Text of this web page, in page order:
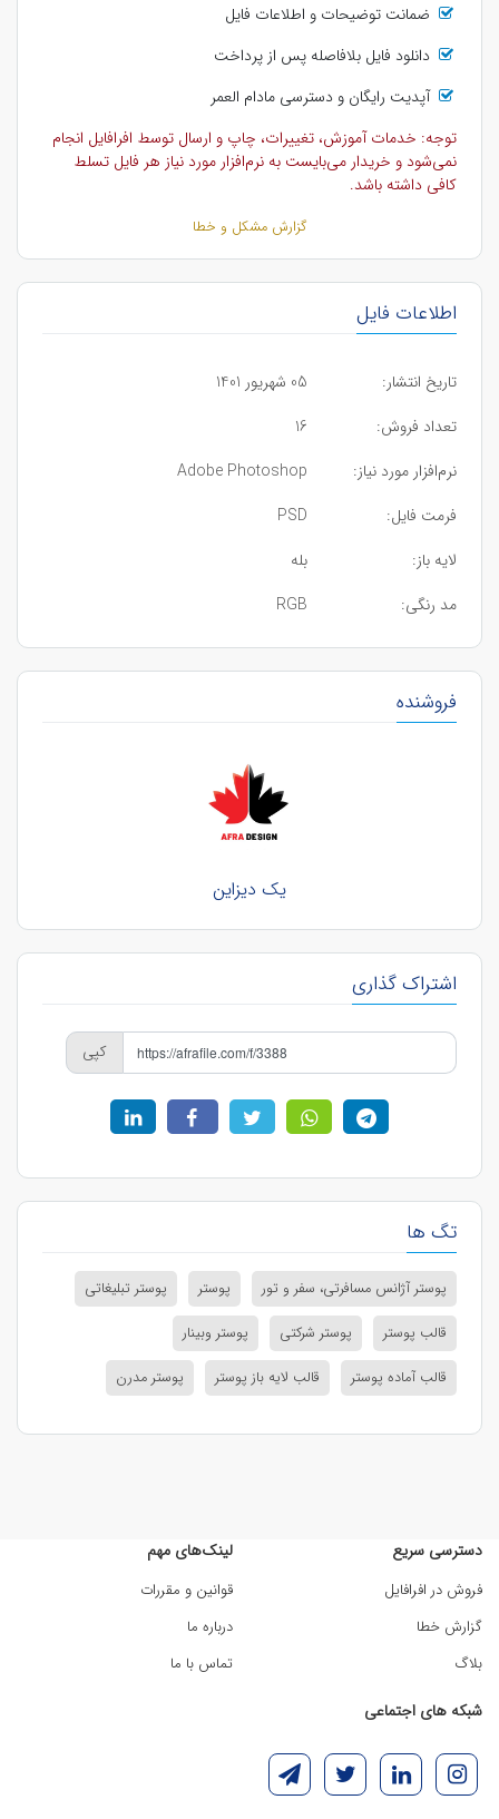
ضمانت توضیحات و اطلاعات فایل
دانلود فایل بلافاصله پس از پرداخت
آپدیت رایگان و دسترسی مادام العمر
توجه: خدمات آموزش، تغییرات، چاپ و ارسال توسط افرافایل انجام
نمی‌شود و خریدار می‌بایست به نرم‌افزار مورد نیاز هر فایل تسلط
کافی داشته باشد.
گزارش مشکل و خطا
اطلاعات فایل
تاریخ انتشار:
05 شهریور 1401
تعداد فروش:
16
نرم‌افزار مورد نیاز:
Adobe Photoshop
فرمت فایل:
PSD
لایه باز:
بله
مد رنگی:
RGB
فروشنده
یک دیزاین
اشتراک گذاری
کپی
تگ ها
پوستر آژانس مسافرتی، سفر و تور پوستر
پوستر تبلیغاتی
قالب پوستر
پوستر شرکتی
پوستر وبینار
قالب آماده پوستر
قالب لایه باز پوستر پوستر مدرن
دسترسی سریع
فروش در افرافایل
گزارش خطا
بلاگ
لینک‌های مهم
قوانین و مقررات
درباره ما
تماس با ما
شبکه های اجتماعی